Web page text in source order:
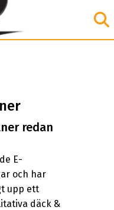
redan
E-
och har
upp ett
däck &